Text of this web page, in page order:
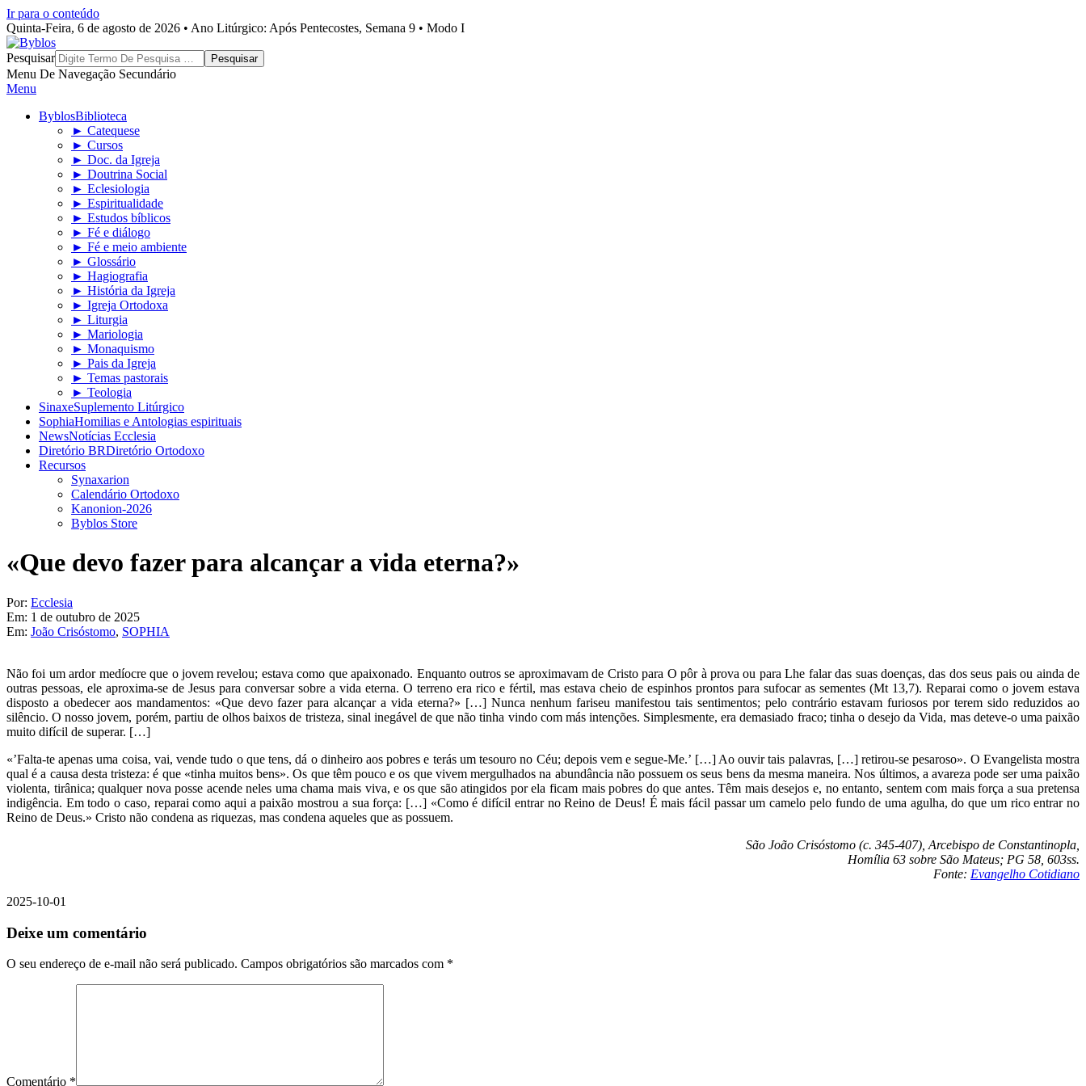
Ir para o conteúdo
Quinta-Feira, 6 de agosto de 2026 • Ano Litúrgico: Após Pentecostes, Semana 9 • Modo I
Byblos
Pesquisar
Menu De Navegação Secundário
Menu
ByblosBiblioteca
► Catequese
► Cursos
► Doc. da Igreja
► Doutrina Social
► Eclesiologia
► Espiritualidade
► Estudos bíblicos
► Fé e diálogo
► Fé e meio ambiente
► Glossário
► Hagiografia
► História da Igreja
► Igreja Ortodoxa
► Liturgia
► Mariologia
► Monaquismo
► Pais da Igreja
► Temas pastorais
► Teologia
SinaxeSuplemento Litúrgico
SophiaHomilias e Antologias espirituais
NewsNotícias Ecclesia
Diretório BRDiretório Ortodoxo
Recursos
Synaxarion
Calendário Ortodoxo
Kanonion-2026
Byblos Store
«Que devo fazer para alcançar a vida eterna?»
Por: Ecclesia
Em: 1 de outubro de 2025
Em: João Crisóstomo, SOPHIA
Não foi um ardor medíocre que o jovem revelou; estava como que apaixonado. Enquanto outros se aproximavam de Cristo para O pôr à prova ou para Lhe falar das suas doenças, das dos seus pais ou ainda de
outras pessoas, ele aproxima-se de Jesus para conversar sobre a vida eterna. O terreno era rico e fértil, mas estava cheio de espinhos prontos para sufocar as sementes (Mt 13,7). Reparai como o jovem estava
disposto a obedecer aos mandamentos: «Que devo fazer para alcançar a vida eterna?» […] Nunca nenhum fariseu manifestou tais sentimentos; pelo contrário estavam furiosos por terem sido reduzidos ao
silêncio. O nosso jovem, porém, partiu de olhos baixos de tristeza, sinal inegável de que não tinha vindo com más intenções. Simplesmente, era demasiado fraco; tinha o desejo da Vida, mas deteve-o uma paixão
muito difícil de superar. […]
«’Falta-te apenas uma coisa, vai, vende tudo o que tens, dá o dinheiro aos pobres e terás um tesouro no Céu; depois vem e segue-Me.’ […] Ao ouvir tais palavras, […] retirou-se pesaroso». O Evangelista mostra
qual é a causa desta tristeza: é que «tinha muitos bens». Os que têm pouco e os que vivem mergulhados na abundância não possuem os seus bens da mesma maneira. Nos últimos, a avareza pode ser uma paixão
violenta, tirânica; qualquer nova posse acende neles uma chama mais viva, e os que são atingidos por ela ficam mais pobres do que antes. Têm mais desejos e, no entanto, sentem com mais força a sua pretensa
indigência. Em todo o caso, reparai como aqui a paixão mostrou a sua força: […] «Como é difícil entrar no Reino de Deus! É mais fácil passar um camelo pelo fundo de uma agulha, do que um rico entrar no
Reino de Deus.» Cristo não condena as riquezas, mas condena aqueles que as possuem.
São João Crisóstomo (c. 345-407), Arcebispo de Constantinopla,
Homília 63 sobre São Mateus; PG 58, 603ss.
Fonte: Evangelho Cotidiano
2025-10-01
Deixe um comentário
O seu endereço de e-mail não será publicado. Campos obrigatórios são marcados com *
Comentário *